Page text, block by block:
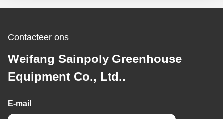
Contacteer ons
Weifang Sainpoly Greenhouse
Equipment Co., Ltd..
E-mail